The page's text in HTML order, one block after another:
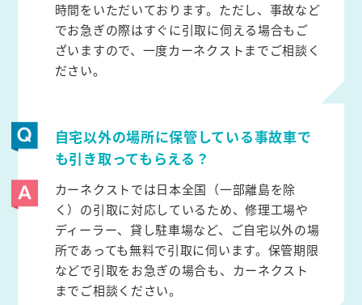
時間をいただいております。ただし、事故など
でお急ぎの際はすぐに引取に伺える場合もご
ざいますので、一度カーネクストまでご相談く
ださい。
自宅以外の場所に保管している事故車で
も引き取ってもらえる？
カーネクストでは日本全国（一部離島を除
く）の引取に対応しているため、修理工場や
ディーラー、貸し駐車場など、ご自宅以外の場
所であっても無料で引取に伺います。保管期限
などで引取をお急ぎの場合も、カーネクスト
までご相談ください。